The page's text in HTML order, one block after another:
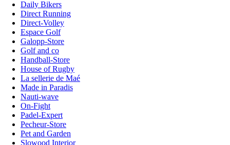
Daily Bikers
Direct Running
Direct-Volley
Espace Golf
Galopp-Store
Golf and co
Handball-Store
House of Rugby
La sellerie de Maé
Made in Paradis
Nauti-wave
On-Fight
Padel-Expert
Pecheur-Store
Pet and Garden
Slowood Interior